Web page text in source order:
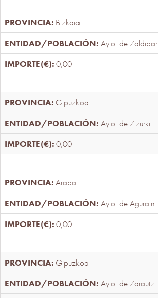
Bizkaia
Ayto. de Zaldibar
0,00
Gipuzkoa
Ayto. de Zizurkil
0,00
Araba
Ayto. de Agurain
0,00
Gipuzkoa
Ayto. de Zarautz